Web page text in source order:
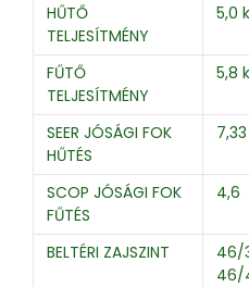
HŰTŐ
TELJESÍTMÉNY
5,0
FŰTŐ
TELJESÍTMÉNY
5,8
SEER JÓSÁGI FOK
HŰTÉS
7,33
SCOP JÓSÁGI FOK
FŰTÉS
4,6
BELTÉRI ZAJSZINT
46/
46/